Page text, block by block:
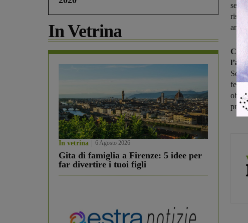
In Vetrina
In vetrina 6 Agosto 2026
Gita di famiglia a Firenze: 5 idee per
far divertire i tuoi figli
Con